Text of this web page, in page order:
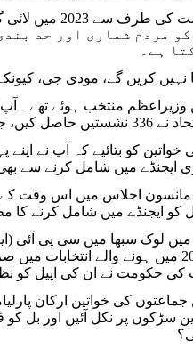
مردم شماری اور حد
ہے۔
نہیں کریں گے، مودی جی،
میں وزیراعظم منتخب ہوئے
ملیں۔ آپ نے کون سی ’کوششیں‘کیں؟
خواتین کو بتائیے کہ آپ نے
ایجنڈے میں شامل کرنے سے بھی
مانسون اجلاس میں اس
کو ایجنڈے میں شامل کرنے کا
جولائی 2018 میں لوک سبھا میں
اٹھایا تھا۔ 2019 میں ہونے
کی حکومت نے ان کی اپیل کو
کی خواتین ارکان
سڑکوں پر نکل آئیں اور بل